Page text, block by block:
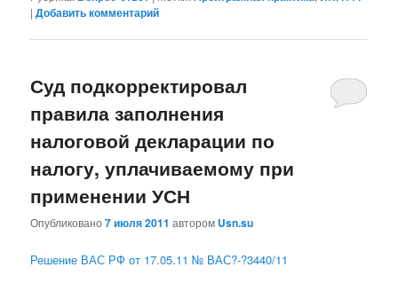
|Добавить комментарий
Суд подкорректировал
правила заполнения
налоговой декларации по
налогу, уплачиваемому при
применении УСН
Опубликовано7 июля 2011 автором Usn.su
Решение ВАС РФ от 17.05.11 № ВАС?-?3440/11